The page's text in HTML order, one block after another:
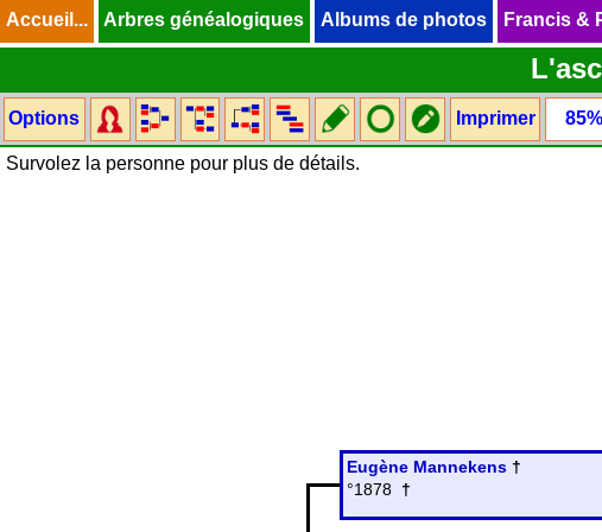
Accueil... Arbres généalogiques Albums de photos Francis &
Options Imprimer 85%
Survolez la personne pour plus de détails.
Eugène Mannekens †
°1878 †
Accueil... Arbres généalogiques Albums de photos Francis &